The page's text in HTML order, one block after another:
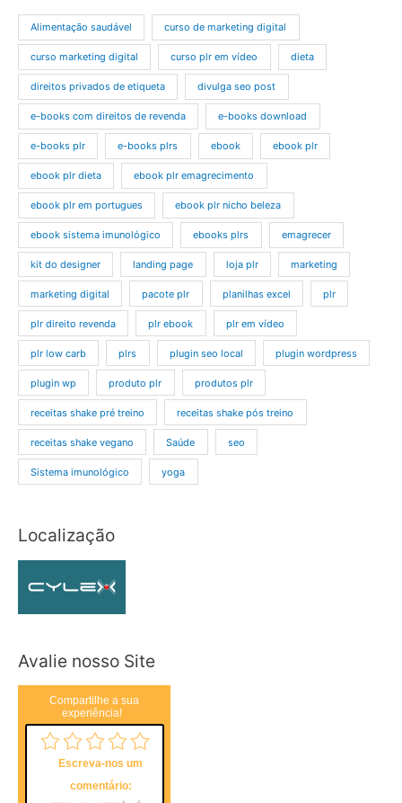
Alimentação saudável curso de marketing digital
curso marketing digital curso plr em vídeo dieta
direitos privados de etiqueta divulga seo post
e-books com direitos de revenda e-books download
e-books plr e-books plrs ebook ebook plr
ebook plr dieta ebook plr emagrecimento
ebook plr em portugues ebook plr nicho beleza
ebook sistema imunológico ebooks plrs emagrecer
kit do designer landing page loja plr marketing
marketing digital pacote plr planilhas excel plr
plr direito revenda plr ebook plr em vídeo
plr low carb plrs plugin seo local plugin wordpress
plugin wp produto plr produtos plr
receitas shake pré treino receitas shake pós treino
receitas shake vegano Saúde seo
Sistema imunológico yoga
Localização
Avalie nosso Site
Compartilhe a sua
experiência!
Escreva-nos um
comentário: